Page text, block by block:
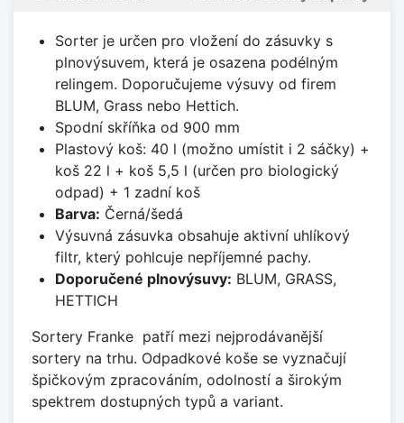
Sorter je určen pro vložení do zásuvky s
plnovýsuvem, která je osazena podélným
relingem. Doporučujeme výsuvy od firem
BLUM, Grass nebo Hettich.
Spodní skříňka od 900 mm
Plastový koš: 40 l (možno umístit i 2 sáčky) +
koš 22 l + koš 5,5 l (určen pro biologický
odpad) + 1 zadní koš
Barva: Černá/šedá
Výsuvná zásuvka obsahuje aktivní uhlíkový
filtr, který pohlcuje nepříjemné pachy.
Doporučené plnovýsuvy: BLUM, GRASS,
HETTICH
Sortery Franke patří mezi nejprodávanější
sortery na trhu. Odpadkové koše se vyznačují
špičkovým zpracováním, odolností a širokým
spektrem dostupných typů a variant.